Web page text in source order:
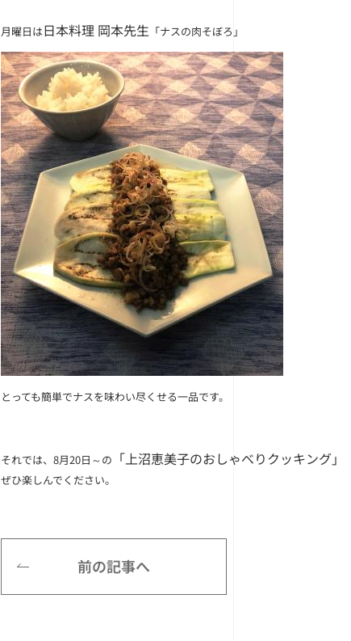
月曜日は日本料理 岡本先生 「ナスの肉そぼろ」
とっても簡単でナスを味わい尽くせる一品です。
それでは、8月20日～の 「上沼恵美子のおしゃべりクッキング」
ぜひ楽しんでください。
前の記事へ